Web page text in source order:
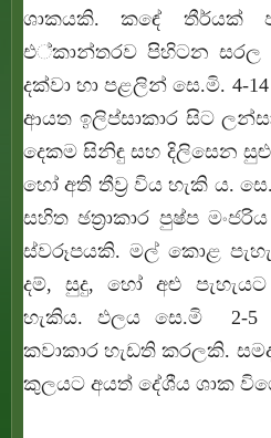
ශාකයකි. කඳේ තීර්යක්
එ්කාන්තරව පිහිටන සරල
දක්වා හා පළලින් සෙ.මි. 4-14
ආයත ඉලිප්සාකාර සිට
දෙකම සිනිඳු සහ දිලිසෙන සුළු
හෝ අති තීව්‍ර විය හැකි ය.
සහිත ඡත්‍රාකාර පුෂ්ප
ස්වරූපයකි. මල් කොළ
දම්, සුදු, හෝ අළු
හැකිය. ඵලය සෙ.මි 2-
කවාකාර හැඩති කරලකි.
කුලයට අයත් දේශීය ශාක